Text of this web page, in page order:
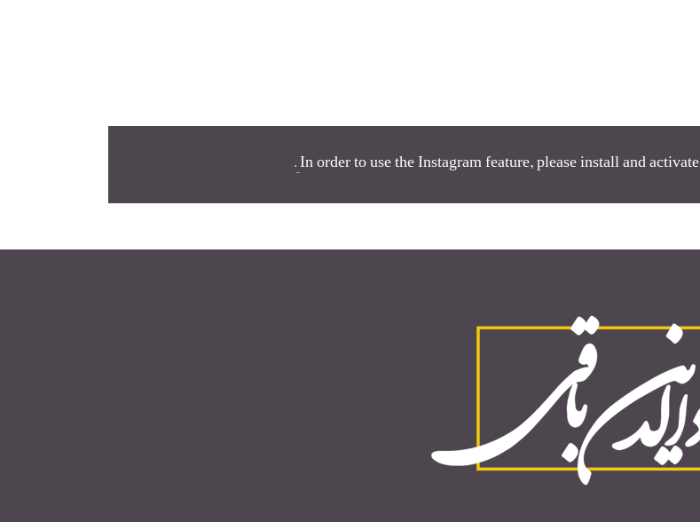
In order to use the Instagram feature, please install and activate
.